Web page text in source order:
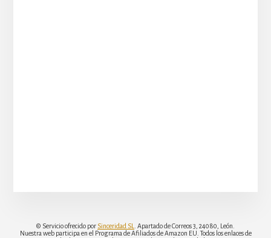
© Servicio ofrecido por Sinceridad SL
. Apartado de Correos 3, 24080, León.
Nuestra web participa en el Programa de Afiliados de Amazon EU. Todos los enlaces de